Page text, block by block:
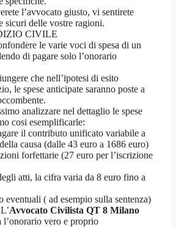
l’avvocato giusto, vi sentirete
sicuri delle vostre ragioni.
CIVILE
le varie voci di spesa di un
di pagare solo l’onorario
che nell’ipotesi di esito
le spese anticipate saranno poste a
analizzare nel dettaglio le spese
cosi esemplificarle:
il contributo unificato variabile a
causa (dalle 43 euro a 1686 euro)
forfettarie (27 euro per l’iscrizione
atti, la cifra varia da 8 euro fino a
eventuali ( ad esempio sulla sentenza)
Avvocato Civilista QT 8 Milano
l’onorario vero e proprio